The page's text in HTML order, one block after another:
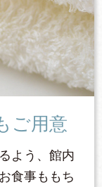
ご用意
よう、館内
食事ももち